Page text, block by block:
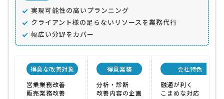
実現可能性の高いプランニング
クライアント様の足らないリソースを業務代行
幅広い分野をカバー
得意な改善対象
営業業務改善
販売業務改善
得意業務
分析・診断
改善内容の企画
会社特色
融通が利く
こまめな対応